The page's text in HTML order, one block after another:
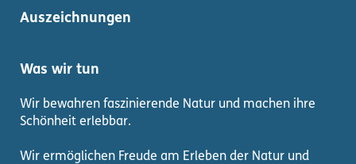
Auszeichnungen
Was wir tun
Wir bewahren faszinierende Natur und machen ihre
Schönheit erlebbar.
Wir ermöglichen Freude am Erleben der Natur und